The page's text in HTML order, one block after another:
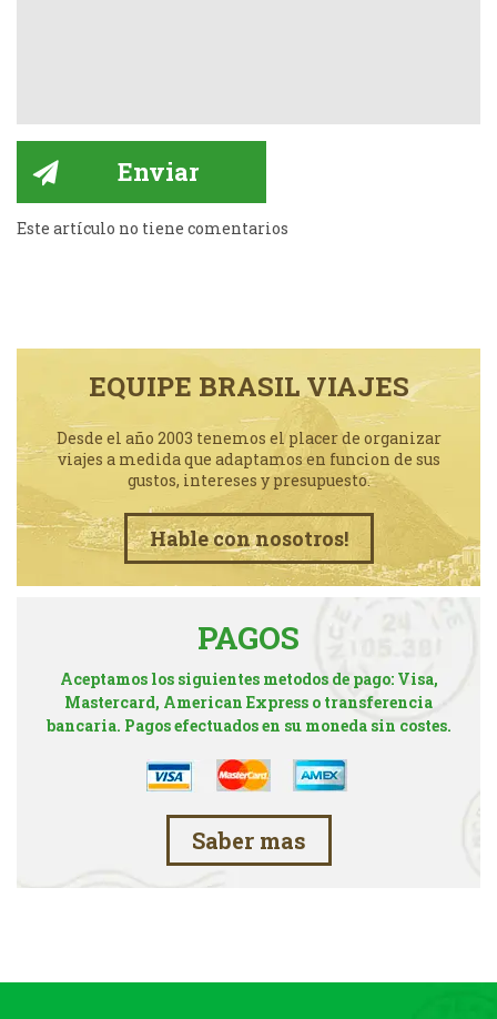
Este artículo no tiene comentarios
EQUIPE BRASIL VIAJES
Desde el año 2003 tenemos el placer de organizar
viajes a medida que adaptamos en funcion de sus
gustos, intereses y presupuesto.
Hable con nosotros!
PAGOS
Aceptamos los siguientes metodos de pago: Visa,
Mastercard, American Express o transferencia
bancaria. Pagos efectuados en su moneda sin costes.
Saber mas